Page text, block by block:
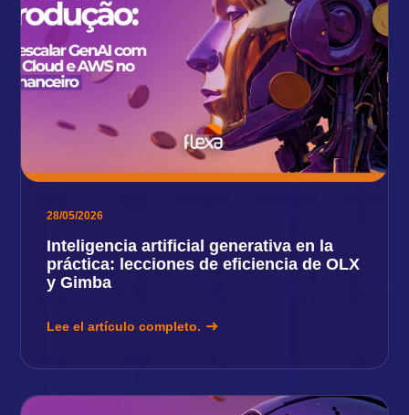
28/05/2026
Inteligencia artificial generativa en la
práctica: lecciones de eficiencia de OLX
y Gimba
Lee el artículo completo.